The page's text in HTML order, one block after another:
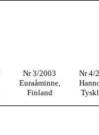
Nr 3/2003
Euraåminne,
Finland
Nr 4/